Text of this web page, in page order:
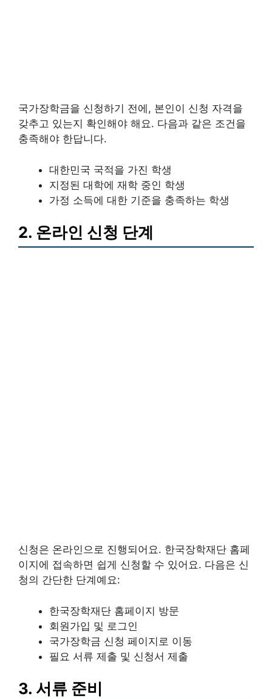
국가장학금을 신청하기 전에, 본인이 신청 자격을
갖추고 있는지 확인해야 해요. 다음과 같은 조건을
충족해야 한답니다.
대한민국 국적을 가진 학생
지정된 대학에 재학 중인 학생
가정 소득에 대한 기준을 충족하는 학생
2. 온라인 신청 단계
신청은 온라인으로 진행되어요. 한국장학재단 홈페
이지에 접속하면 쉽게 신청할 수 있어요. 다음은 신
청의 간단한 단계예요:
한국장학재단 홈페이지 방문
회원가입 및 로그인
국가장학금 신청 페이지로 이동
필요 서류 제출 및 신청서 제출
3. 서류 준비